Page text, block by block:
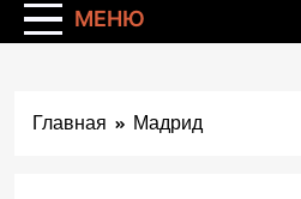
МЕНЮ
Главная Мадрид